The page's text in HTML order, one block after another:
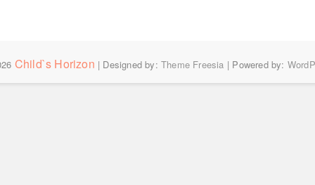
Child`s Horizon | Designed by:Theme Freesia | Powered by: